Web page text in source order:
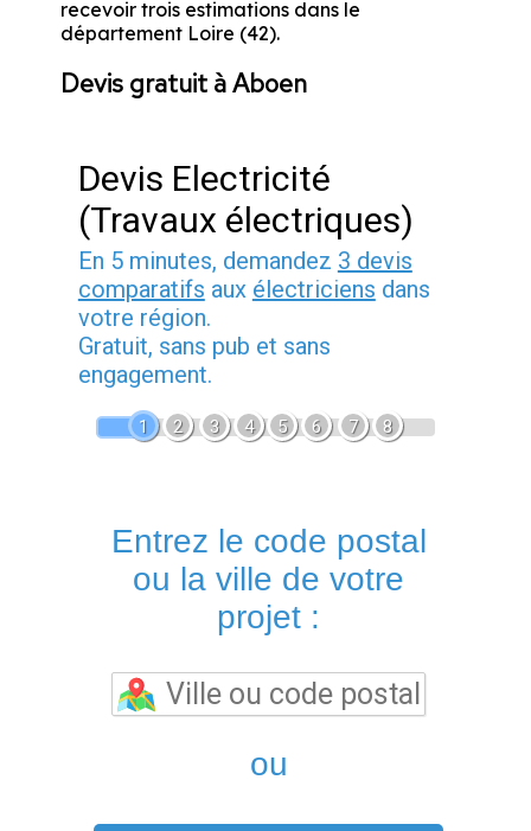
recevoir trois estimations dans le
département Loire (42).
Devis gratuit à Aboen
Devis Electricité
(Travaux électriques)
En 5 minutes, demandez 3 devis
comparatifs aux électriciens dans
votre région.
Gratuit, sans pub et sans
engagement.
1 2 3 4 5 6 7 8
Entrez le code postal
ou la ville de votre
projet :
ou